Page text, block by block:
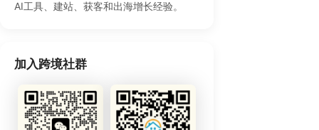
AI工具、建站、获客和出海增长经验。
加入跨境社群